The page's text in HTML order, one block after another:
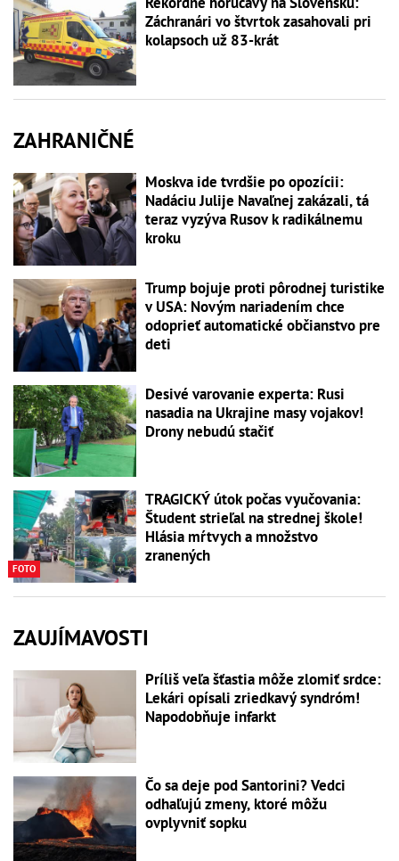
Záchranári vo štvrtok zasahovali pri
kolapsoch už 83-krát
ZAHRANIČNÉ
Moskva ide tvrdšie po opozícii:
Nadáciu Julije Navaľnej zakázali, tá
teraz vyzýva Rusov k radikálnemu
kroku
Trump bojuje proti pôrodnej turistike
v USA: Novým nariadením chce
odoprieť automatické občianstvo pre
deti
Desivé varovanie experta: Rusi
nasadia na Ukrajine masy vojakov!
Drony nebudú stačiť
FOTO
TRAGICKÝ útok počas vyučovania:
Študent strieľal na strednej škole!
Hlásia mŕtvych a množstvo
zranených
ZAUJÍMAVOSTI
Príliš veľa šťastia môže zlomiť srdce:
Lekári opísali zriedkavý syndróm!
Napodobňuje infarkt
Čo sa deje pod Santorini? Vedci
odhaľujú zmeny, ktoré môžu
ovplyvniť sopku